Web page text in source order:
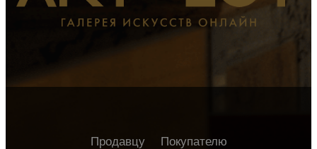
Продавцу
Покупателю